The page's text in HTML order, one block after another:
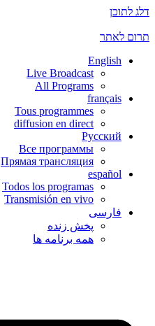
דלג לתוכן
תרום לאתר
English
Live Broadcast
All Programs
français
Tous programmes
diffusion en direct
Русский
Все программы
Прямая трансляция
español
Todos los programas
Transmisión en vivo
فارسی
پخش زنده
همه برنامه ها